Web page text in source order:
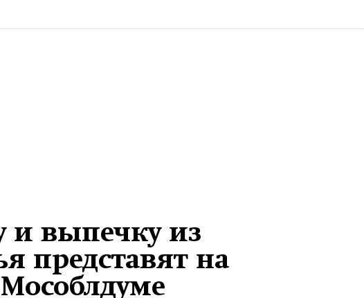
выпечку из
представят на